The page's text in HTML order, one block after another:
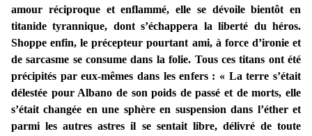
amour réciproque et enflammé, elle se dévoile bientôt en
titanide tyrannique, dont s’échappera la liberté du héros.
Shoppe enfin, le précepteur pourtant ami, à force d’ironie et
de sarcasme se consume dans la folie. Tous ces titans ont été
précipités par eux-mêmes dans les enfers : « La terre s’était
délestée pour Albano de son poids de passé et de morts, elle
s’était changée en une sphère en suspension dans l’éther et
parmi les autres astres il se sentait libre, délivré de toute